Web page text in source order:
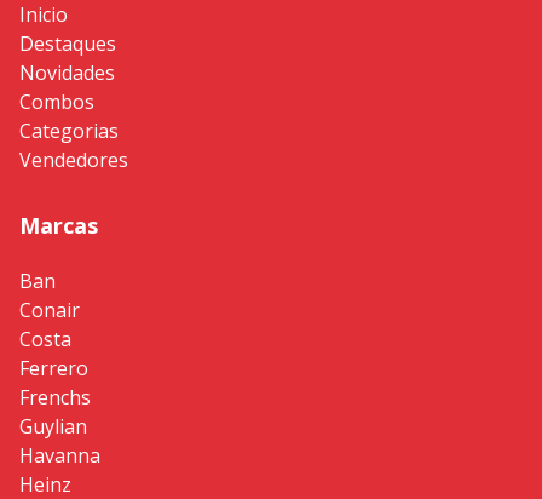
Inicio
Destaques
Novidades
Combos
Categorias
Vendedores
Marcas
Ban
Conair
Costa
Ferrero
Frenchs
Guylian
Havanna
Heinz